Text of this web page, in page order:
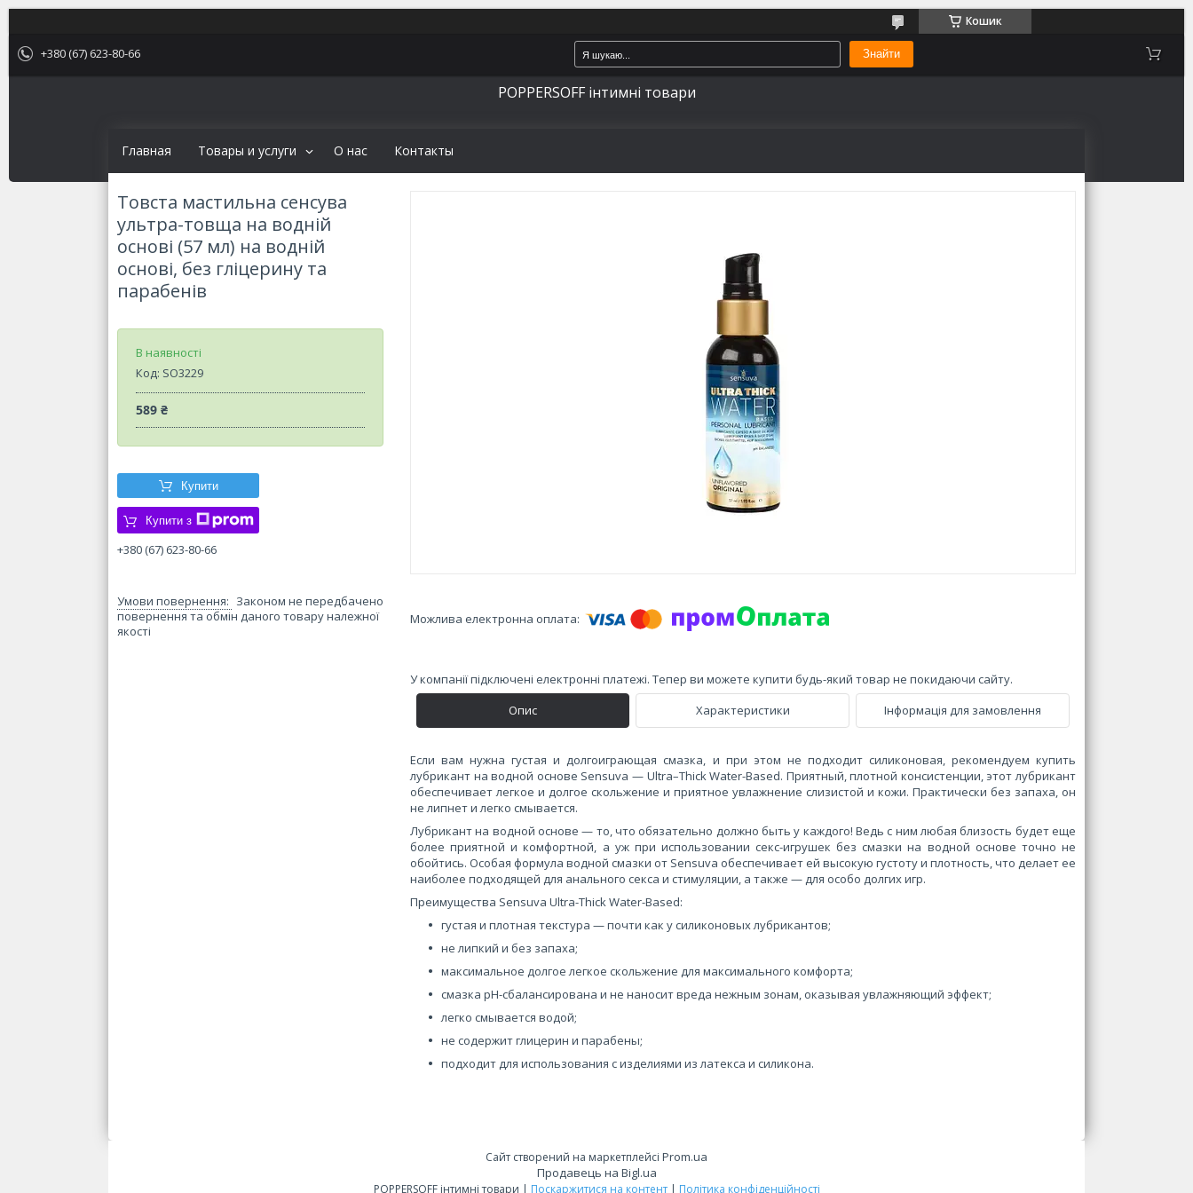
Кошик
+380 (67) 623-80-66 Знайти
POPPERSOFF інтимні товари
Главная Товары и услуги О нас Контакты
Товста мастильна сенсува
ультра-товща на водній
основі (57 мл) на водній
основі, без гліцерину та
парабенів
В наявності
Код: SO3229
589 ₴
Купити
Купити з
+380 (67) 623-80-66
Законом не передбачено
повернення та обмін даного товару належної
якості
У компанії підключені електронні платежі. Тепер ви можете купити будь-який товар не покидаючи сайту.
Опис
Характеристики Інформація для замовлення
Если вам нужна густая и долгоиграющая смазка, и при этом не подходит силиконовая, рекомендуем купить
лубрикант на водной основе Sensuva — Ultra–Thick Water-Based. Приятный, плотной консистенции, этот лубрикант
обеспечивает легкое и долгое скольжение и приятное увлажнение слизистой и кожи. Практически без запаха, он
не липнет и легко смывается.
Лубрикант на водной основе — то, что обязательно должно быть у каждого! Ведь с ним любая близость будет еще
более приятной и комфортной, а уж при использовании секс-игрушек без смазки на водной основе точно не
обойтись. Особая формула водной смазки от Sensuva обеспечивает ей высокую густоту и плотность, что делает ее
наиболее подходящей для анального секса и стимуляции, а также — для особо долгих игр.
Преимущества Sensuva Ultra-Thick Water-Based:
густая и плотная текстура — почти как у силиконовых лубрикантов;
не липкий и без запаха;
максимальное долгое легкое скольжение для максимального комфорта;
смазка pH-сбалансирована и не наносит вреда нежным зонам, оказывая увлажняющий эффект;
легко смывается водой;
не содержит глицерин и парабены;
подходит для использования с изделиями из латекса и силикона.
Сайт створений на маркетплейсі Prom.ua
Продавець на Bigl.ua
POPPERSOFF інтимні товари | Поскаржитися на контент | Політика конфіденційності